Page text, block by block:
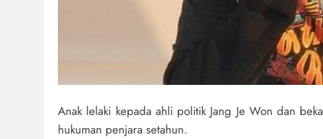
Anak lelaki kepada ahli politik Jang Je Won dan
hukuman penjara setahun.